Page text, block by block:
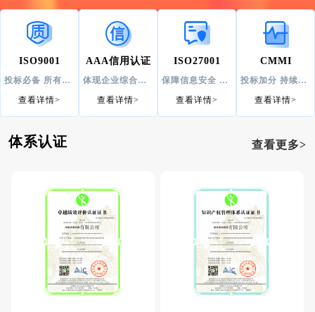
ISO9001
投标必备 所有企业适用
查看详情>
AAA信用认证
体现企业综合实力 宣传利器
查看详情>
ISO27001
保障信息安全 助力企业发展
查看详情>
CMMI
投标加分 持续提高IT经营能力
查看详情>
体系认证 查看更多>